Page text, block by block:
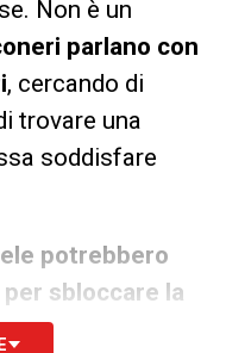
Non è un
parlano con
, cercando di
trovare una
soddisfare
potrebbero
sbloccare la
a Castro.